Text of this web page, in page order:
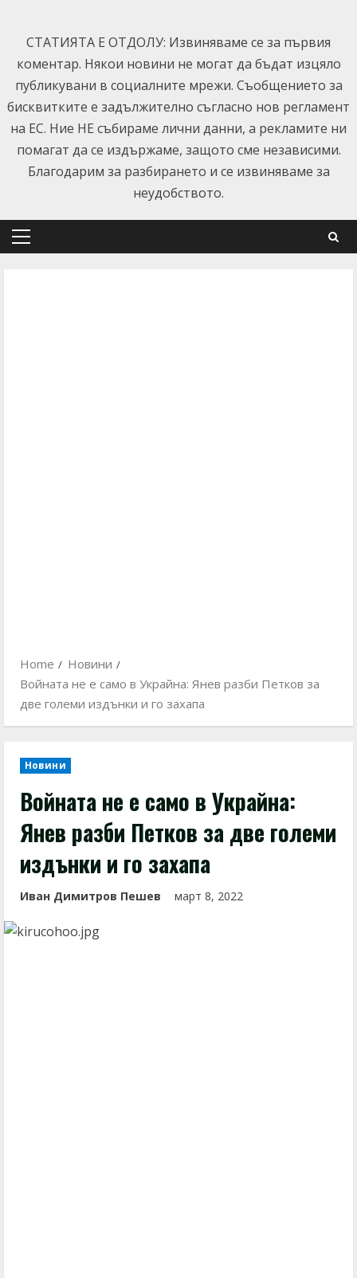
content
СТАТИЯТА Е ОТДОЛУ: Извиняваме се за първия
коментар. Някои новини не могат да бъдат изцяло
публикувани в социалните мрежи. Съобщението за
бисквитките е задължително съгласно нов регламент
на ЕС. Ние НЕ събираме лични данни, а рекламите ни
помагат да се издържаме, защото сме независими.
Благодарим за разбирането и се извиняваме за
неудобството.
Primary
Home
Новини
Войната не е само в Украйна: Янев разби Петков за
две големи издънки и го захапа
Новини
Войната не е само в Украйна:
Янев разби Петков за две големи
издънки и го захапа
Иван Димитров Пешев март 8, 2022